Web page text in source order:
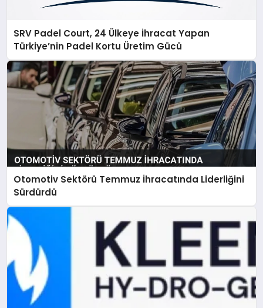
SRV Padel Court, 24 Ülkeye İhracat Yapan
Türkiye’nin Padel Kortu Üretim Gücü
Otomotiv Sektörü Temmuz İhracatında Liderliğini
Sürdürdü